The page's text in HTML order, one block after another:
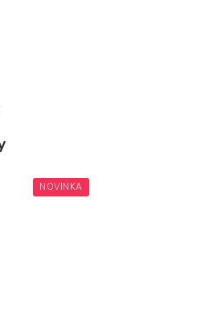
NOVINKA